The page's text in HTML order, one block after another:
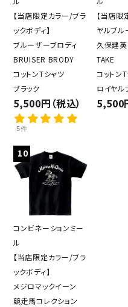
【当店限定カラー/ブラ
ックボディ】
ブルーザーブロディ
BRUISER BRODY
コットンTシャツ
ブラック
5,500円（税込）
5件
【当店限
ヤルブル
久保建英
TAKE
コットン
ロイヤル
5,500
10
コンビネーションミー
ル
【当店限定カラー/ブラ
ックボディ】
メジロマックイーン
競走馬コレクション